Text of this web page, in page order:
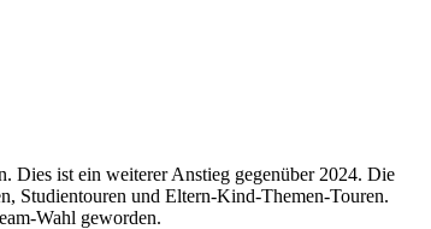
Dies ist ein weiterer Anstieg gegenüber 2024. Die
Studientouren und Eltern-Kind-Themen-Touren.
Wahl geworden.